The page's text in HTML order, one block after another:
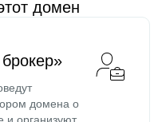
домен
домена о